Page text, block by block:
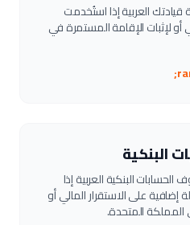
العربية إذا استُخدمت
لإثبات الإقامة المستمرة في
البنكية
البنكية العربية إذا
إضافية على الاستقرار المالي أو
المتحدة.